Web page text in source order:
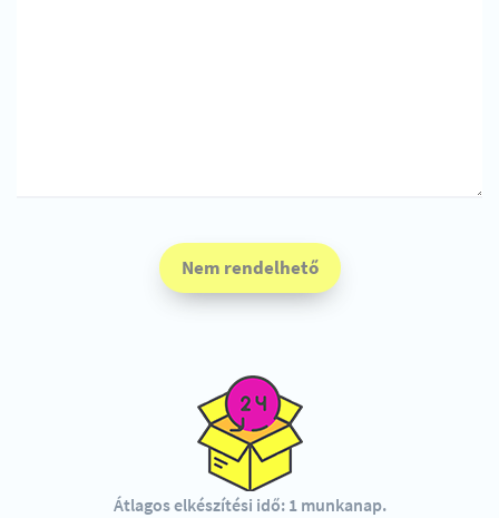
Nem rendelhető
Átlagos elkészítési idő: 1 munkanap.